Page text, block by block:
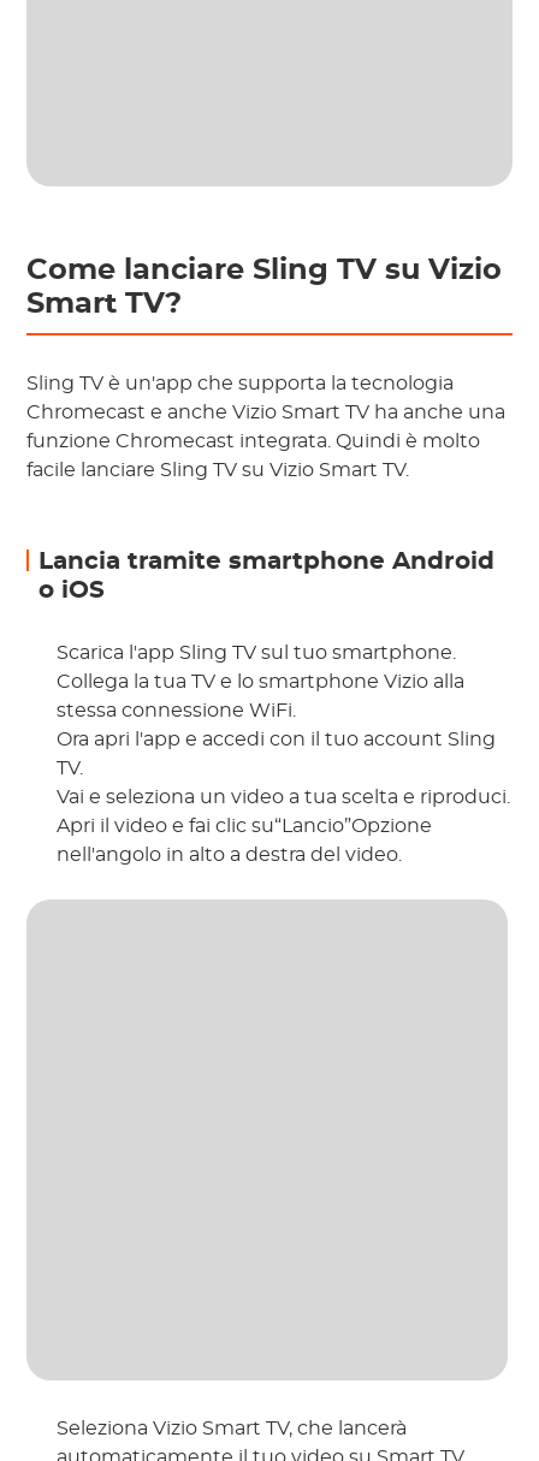
Come lanciare Sling TV su Vizio
Smart TV?
Sling TV è un'app che supporta la tecnologia
Chromecast e anche Vizio Smart TV ha anche una
funzione Chromecast integrata. Quindi è molto
facile lanciare Sling TV su Vizio Smart TV.
Lancia tramite smartphone Android
o iOS
Scarica l'app Sling TV sul tuo smartphone.
Collega la tua TV e lo smartphone Vizio alla
stessa connessione WiFi.
Ora apri l'app e accedi con il tuo account Sling
TV.
Vai e seleziona un video a tua scelta e riproduci.
Apri il video e fai clic su“Lancio”Opzione
nell'angolo in alto a destra del video.
Seleziona Vizio Smart TV, che lancerà